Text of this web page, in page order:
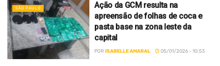
SÃO PAULO
Ação da GCM resulta na
apreensão de folhas de coca e
pasta base na zona leste da
capital
POR ISABELLE AMARAL 05/01/2026 - 10:53